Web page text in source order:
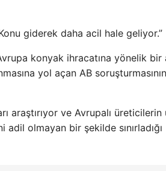
giderek daha acil hale geliyor.”
konyak ihracatına yönelik bir
yol açan AB soruşturmasının
araştırıyor ve Avrupalı ​​üreticilerin
olmayan bir şekilde sınırladığı